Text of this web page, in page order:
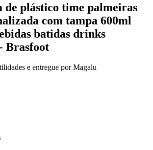
de plástico time palmeiras
com tampa 600ml
batidas drinks
Brasfoot
e entregue por Magalu